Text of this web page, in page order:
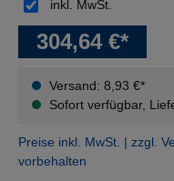
304,64 €*
Versand: 8,93 €*
Sofort verfügbar,
inkl. MwSt.
Preise inkl. MwSt. | zzgl.
vorbehalten